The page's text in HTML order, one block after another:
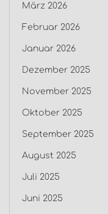
März 2026
Februar 2026
Januar 2026
Dezember 2025
November 2025
Oktober 2025
September 2025
August 2025
Juli 2025
Juni 2025